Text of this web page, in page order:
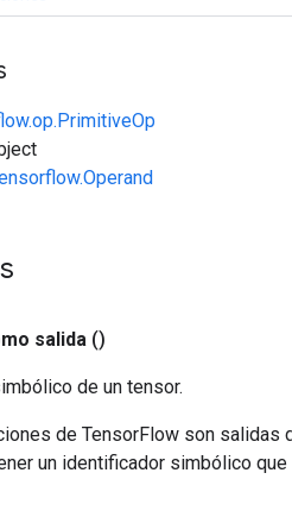
salida ()
de un tensor.
de TensorFlow son salidas
un identificador simbólico